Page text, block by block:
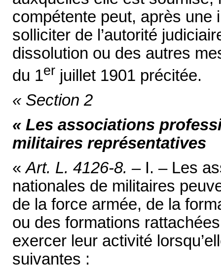
compétente peut, après une
solliciter de l’autorité
dissolution ou des autres
du 1erjuillet 1901 précitée.
« Section 2
« Les associations
militaires représentatives
«Art. L. 4126-8. –I. – Les
nationales de militaires
de la force armée, de la
ou des formations
exercer leur activité
suivantes :